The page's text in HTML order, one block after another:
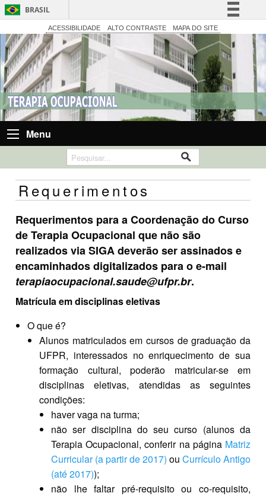
BRASIL
Simplifique!
Comunica BR
Participe
Acesso à informação
Legislação
Canais
ACESSIBILIDADE ALTO CONTRASTE MAPA DO SITE
Menu
Requerimentos
Requerimentos para a Coordenação do Curso
de Terapia Ocupacional que não são
realizados via SIGA deverão ser assinados e
encaminhados digitalizados para o e-mail
terapiaocupacional.saude@ufpr.br.
Matrícula em disciplinas eletivas
O que é?
Alunos matriculados em cursos de graduação da
UFPR, interessados no enriquecimento de sua
formação cultural, poderão matricular-se em
disciplinas eletivas, atendidas as seguintes
condições:
haver vaga na turma;
não ser disciplina do seu curso (alunos da
Terapia Ocupacional, conferir na página Matriz
Curricular (a partir de 2017) ou Currículo Antigo
(até 2017));
não lhe faltar pré-requisito ou co-requisito,